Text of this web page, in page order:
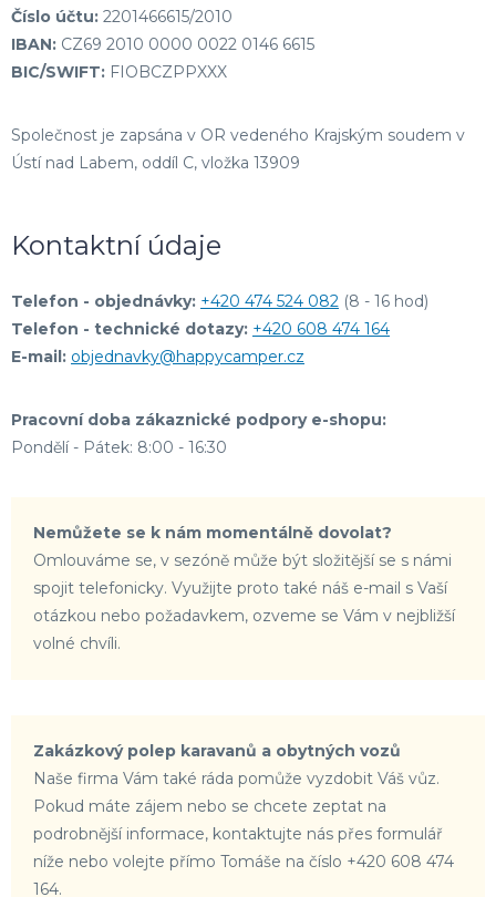
Číslo účtu: 2201466615/2010
IBAN: CZ69 2010 0000 0022 0146 6615
BIC/SWIFT: FIOBCZPPXXX
Společnost je zapsána v OR vedeného Krajským soudem v
Ústí nad Labem, oddíl C, vložka 13909
Kontaktní údaje
Telefon - objednávky: +420 474 524 082 (8 - 16 hod)
Telefon - technické dotazy: +420 608 474 164
E-mail: objednavky@happycamper.cz
Pracovní doba zákaznické podpory e-shopu:
Pondělí - Pátek: 8:00 - 16:30
Nemůžete se k nám momentálně dovolat?
Omlouváme se, v sezóně může být složitější se s námi
spojit telefonicky. Využijte proto také náš e-mail s Vaší
otázkou nebo požadavkem, ozveme se Vám v nejbližší
volné chvíli.
Zakázkový polep karavanů a obytných vozů
Naše firma Vám také ráda pomůže vyzdobit Váš vůz.
Pokud máte zájem nebo se chcete zeptat na
podrobnější informace, kontaktujte nás přes formulář
níže nebo volejte přímo Tomáše na číslo +420 608 474
164.